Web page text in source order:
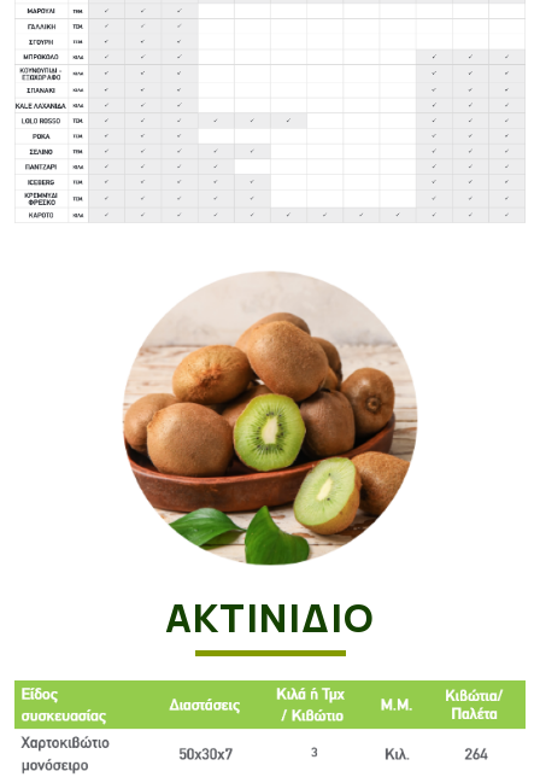
ΑΚΤΙΝΙΔΙΟ